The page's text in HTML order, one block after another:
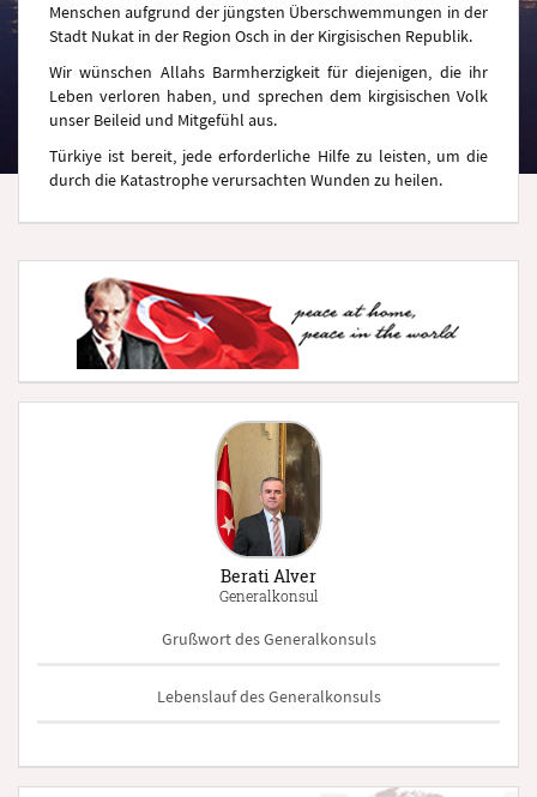
Menschen aufgrund der jüngsten Überschwemmungen in der
Stadt Nukat in der Region Osch in der Kirgisischen Republik.
Wir wünschen Allahs Barmherzigkeit für diejenigen, die ihr
Leben verloren haben, und sprechen dem kirgisischen Volk
unser Beileid und Mitgefühl aus.
Türkiye ist bereit, jede erforderliche Hilfe zu leisten, um die
durch die Katastrophe verursachten Wunden zu heilen.
Berati Alver
Generalkonsul
Grußwort des Generalkonsuls
Lebenslauf des Generalkonsuls